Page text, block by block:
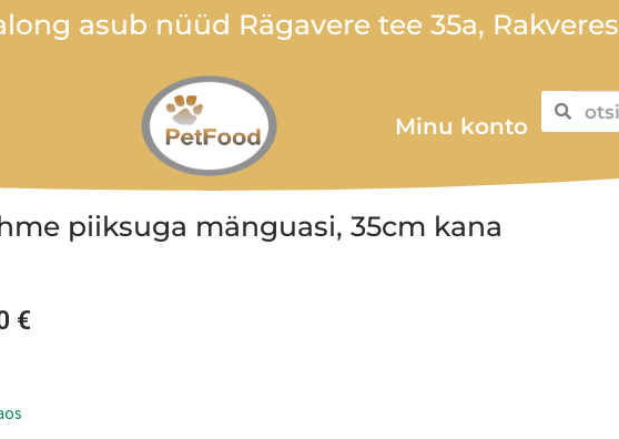
asub nüüd Rägavere tee 35a, Rakveres
Minu konto
piiksuga mänguasi, 35cm kana
€